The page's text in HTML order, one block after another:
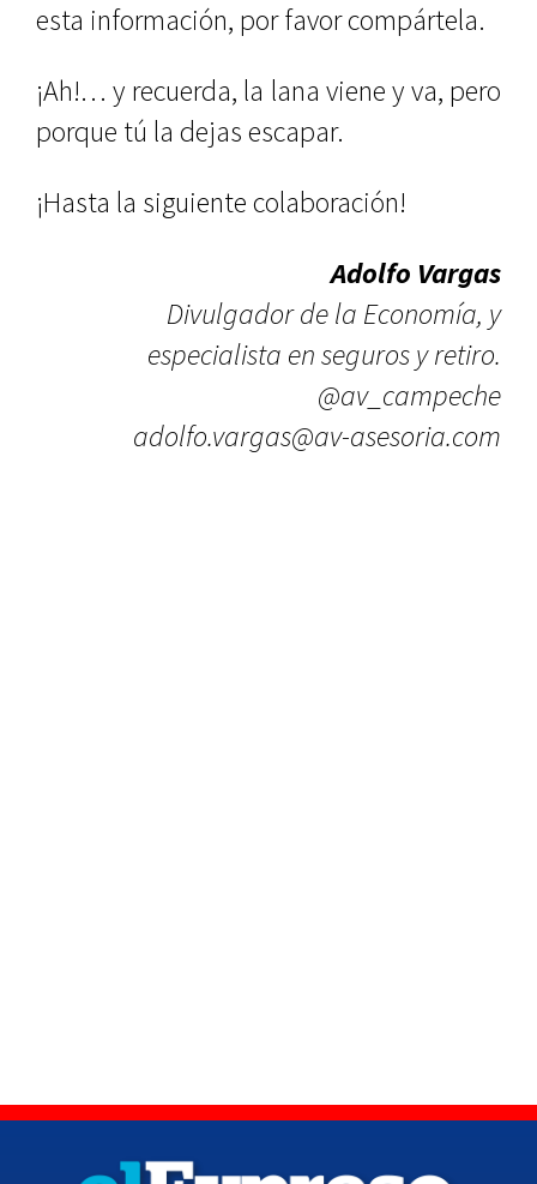
esta información, por favor compártela.
¡Ah!… y recuerda, la lana viene y va, pero
porque tú la dejas escapar.
¡Hasta la siguiente colaboración!
Adolfo Vargas
Divulgador de la Economía, y
especialista en seguros y retiro.
@av_campeche
adolfo.vargas@av-asesoria.com